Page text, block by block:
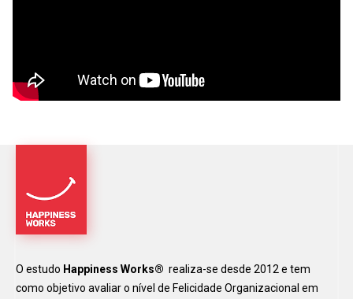
O estudo Happiness Works® realiza-se desde 2012 e tem
como objetivo avaliar o nível de Felicidade Organizacional em